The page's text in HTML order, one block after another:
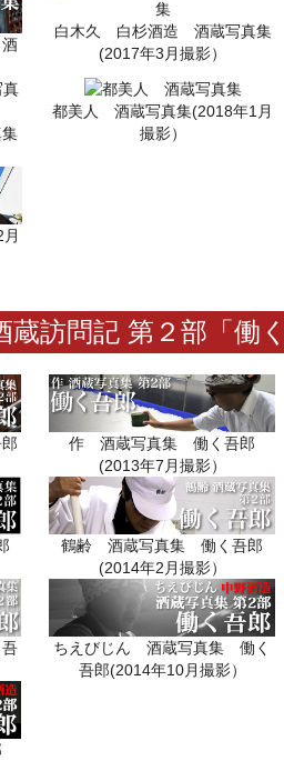
白木久 白杉酒造 酒蔵写真集
(2017年3月撮影）
都美人 酒蔵写真集(2018年1月
撮影）
問記 第２部「
作 酒蔵写真集 働く吾郎
(2013年7月撮影）
鶴齢 酒蔵写真集 働く吾郎
(2014年2月撮影）
ちえびじん 酒蔵写真集 働く
吾郎(2014年10月撮影）